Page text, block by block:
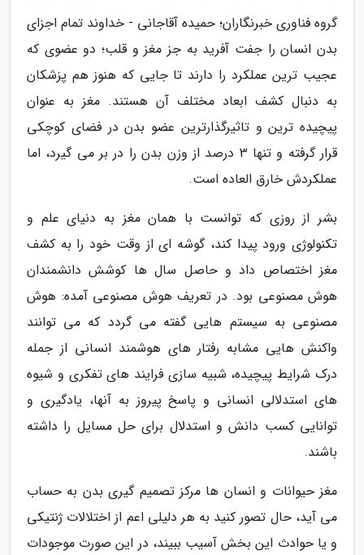
گروه فناوری خبرنگاران؛ حمیده آقاجانی - خداوند تمام اجزای
بدن انسان را جفت آفرید به جز مغز و قلب؛ دو عضوی که
عجیب ترین عملکرد را دارند تا جایی که هنوز هم پزشکان
به دنبال کشف ابعاد مختلف آن هستند. مغز به عنوان
پیچیده ترین و تاثیرگذارترین عضو بدن در فضای کوچکی
قرار گرفته و تنها 3 درصد از وزن بدن را در بر می گیرد، اما
عملکردش خارق العاده است.
بشر از روزی که توانست با همان مغز به دنیای علم و
تکنولوژی ورود پیدا کند، گوشه ای از وقت خود را به کشف
مغز اختصاص داد و حاصل سال ها کوشش دانشمندان
هوش مصنوعی بود. در تعریف هوش مصنوعی آمده: هوش
مصنوعی به سیستم هایی گفته می گردد که می توانند
واکنش هایی مشابه رفتار های هوشمند انسانی از جمله
درک شرایط پیچیده، شبیه سازی فرایند های تفکری و شیوه
های استدلالی انسانی و پاسخ پیروز به آنها، یادگیری و
توانایی کسب دانش و استدلال برای حل مسایل را داشته
باشند.
مغز حیوانات و انسان ها مرکز تصمیم گیری بدن به حساب
می آید، حال تصور کنید به هر دلیلی اعم از اختلالات ژنتیکی
و یا حوادث این بخش آسیب ببیند، در این صورت موجودات